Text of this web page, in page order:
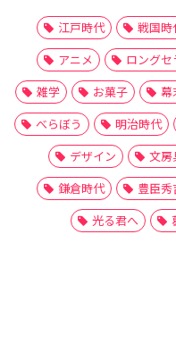
江戸時代 戦国時
アニメ
ロングセ
雑学
お菓子 幕
べらぼう
明治時代
デザイン
文房
鎌倉時代
豊臣秀
光る君へ